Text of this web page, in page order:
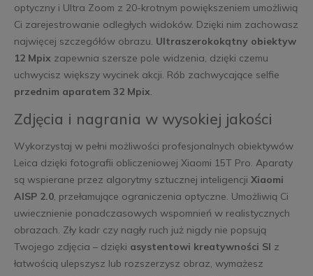
optyczny i Ultra Zoom z 20-krotnym powiększeniem umożliwią
Ci zarejestrowanie odległych widoków. Dzięki nim zachowasz
najwięcej szczegółów obrazu. Ultraszerokokątny obiektyw
12 Mpixzapewnia szersze pole widzenia, dzięki czemu
uchwycisz większy wycinek akcji. Rób zachwycające selfie
przednim aparatem 32 Mpix.
Zdjęcia i nagrania w wysokiej jakości
Wykorzystaj w pełni możliwości profesjonalnych obiektywów
Leica dzięki fotografii obliczeniowej Xiaomi 15T Pro. Aparaty
są wspierane przez algorytmy sztucznej inteligencji Xiaomi
AISP 2.0, przełamujące ograniczenia optyczne. Umożliwią Ci
uwiecznienie ponadczasowych wspomnień w realistycznych
obrazach. Zły kadr czy nagły ruch już nigdy nie popsują
Twojego zdjęcia – dzięki asystentowi kreatywności SI z
łatwością ulepszysz lub rozszerzysz obraz, wymażesz